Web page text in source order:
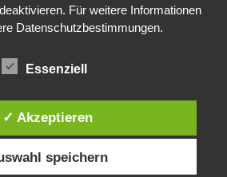
Für weitere Informationen
Datenschutzbestimmungen.
Essenziell
✓ Akzeptieren
speichern